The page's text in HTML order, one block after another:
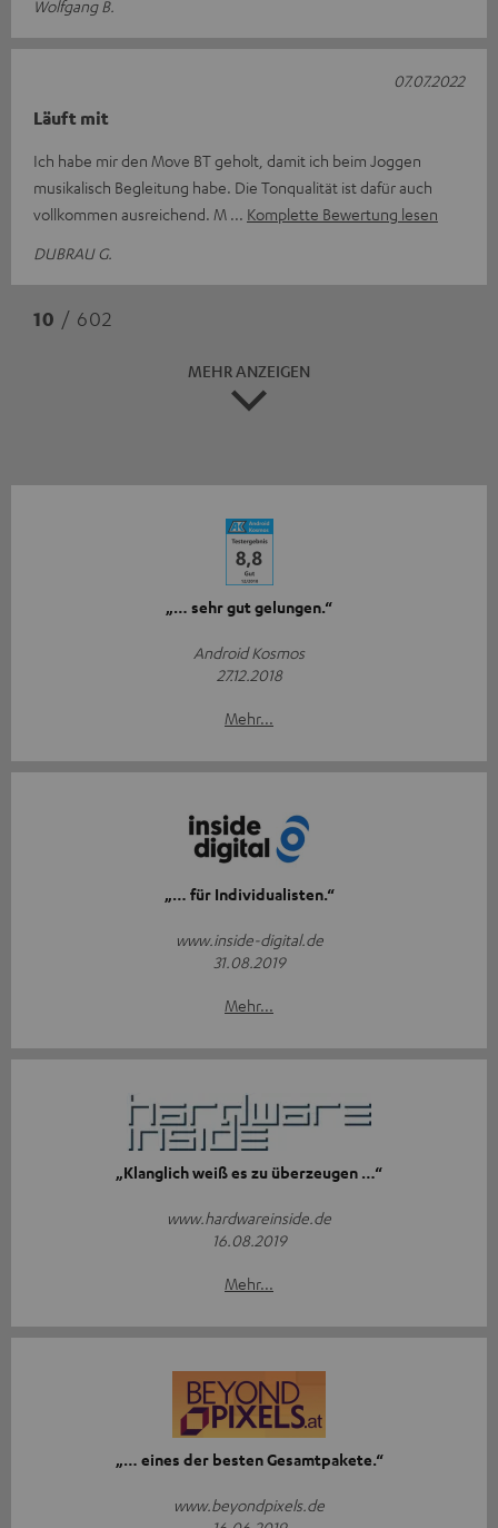
Wolfgang B.
Läuft mit
Ich habe mir den Move BT geholt, damit ich beim Joggen
musikalisch Begleitung habe. Die Tonqualität ist dafür auch
vollkommen ausreichend. M
Komplette Bewertung lesen
DUBRAU G.
07.07.2022
10 / 602
MEHR ANZEIGEN
„… sehr gut gelungen.“
Android Kosmos
27.12.2018
Mehr...
„… für Individualisten.“
www.inside-digital.de
31.08.2019
Mehr...
„Klanglich weiß es zu überzeugen …“
www.hardwareinside.de
16.08.2019
Mehr...
„… eines der besten Gesamtpakete.“
www.beyondpixels.de